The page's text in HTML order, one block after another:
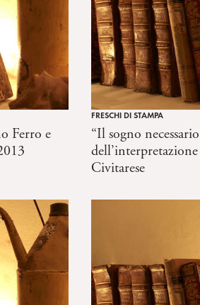
Ferro e
FRESCHI DI STAMPA
“Il sogno
Civitarese